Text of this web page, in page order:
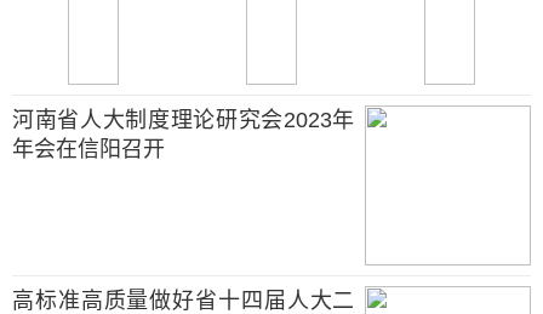
河南省人大制度理论研究会2023年
年会在信阳召开
高标准高质量做好省十四届人大二